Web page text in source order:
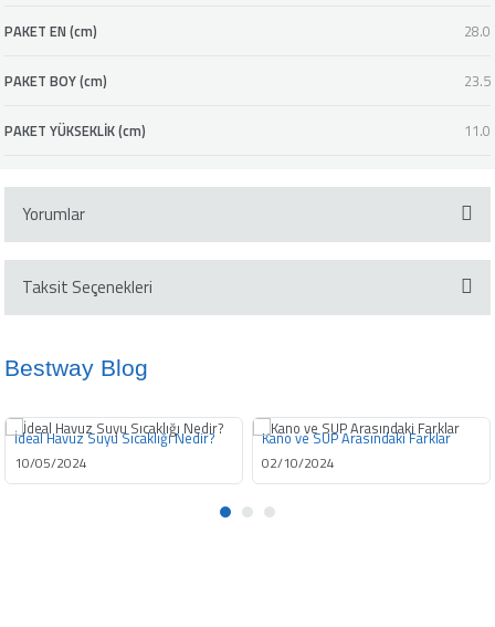
PAKET EN (cm) 28.0
PAKET BOY (cm) 23.5
PAKET YÜKSEKLİK (cm) 11.0
Yorumlar
Bu ürüne ilk yorumu siz yapın!
Taksit Seçenekleri
Bestway Blog
İdeal Havuz Suyu Sıcaklığı Nedir?
10/05/2024
Kano ve SUP Arasındaki Farklar
02/10/2024